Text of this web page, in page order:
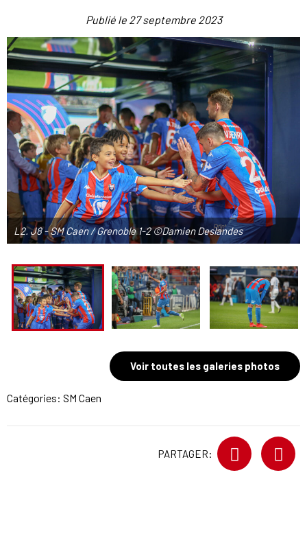
Publié le 27 septembre 2023
L2. J8 - SM Caen / Grenoble 1-2 ©Damien Deslandes
Voir toutes les galeries photos
Catégories: SM Caen
PARTAGER: